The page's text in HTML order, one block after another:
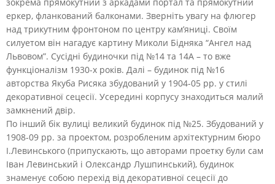
еркер, фланкований балконами. Зверніть увагу на флюгер
над трикутним фронтоном по центру кам’яниці. Своїм
силуетом він нагадує картину Миколи Бідняка “Ангел над
Львовом”. Сусідні будиночки під №14 та 14А – то вже
функціоналізм 1930-х років. Далі – будинок під №16
авторства Якуба Рисяка збудований у 1904-05 рр. у стилі
декоративної сецесії. Усередині корпусу знаходиться малий
замкнений двір.
По інший бік вулиці великий будинок під №25. Збудований у
1908-09 рр. за проектом, розробленим архітектурним бюро
І.Левинського (припускають, що авторами проетку були сам
Іван Левинський і Олександр Лушпинський), будинок
знаменує собою перехід від декоративної сецесії до